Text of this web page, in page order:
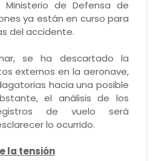
de Defensa de
ya están en curso para
del accidente.
se ha descartado la
externos en la aeronave,
hacia una posible
el análisis de los
de vuelo será
lo ocurrido.
la tensión